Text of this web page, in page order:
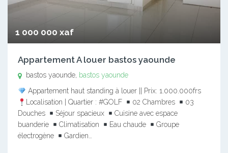
1 000 000 xaf
Appartement A louer bastos yaounde
bastos yaounde, bastos yaounde
Appartement haut standing à louer || Prix: 1.000.000frs
Localisation | Quartier : #GOLF
02 Chambres
03
Douches
Séjour spacieux
Cuisine avec espace
buanderie
Climatisation Eau chaude
Groupe
électrogène
Gardien…